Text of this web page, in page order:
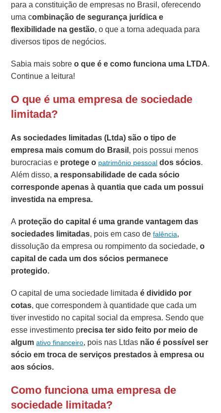
para a constituição de empresas no Brasil, oferecendo
uma combinação de segurança jurídica e
flexibilidade na gestão, o que a torna adequada para
diversos tipos de negócios.
Sabia mais sobreo que é e como funciona uma LTDA.
Continue a leitura!
O que é uma empresa de sociedade
limitada?
As sociedades limitadas (Ltda) são o tipo de
empresa mais comum do Brasil, pois possui menos
burocracias e protege o patrimônio pessoal dos sócios.
Além disso,a responsabilidade de cada sócio
corresponde apenas à quantia que cada um possui
investida na empresa.
A proteção do capital é uma grande vantagem das
sociedades limitadas, pois em caso defalência,
dissolução da empresa ou rompimento da sociedade,o
capital de cada um dos sócios permanece
protegido.
O capital de uma sociedade limitadaé dividido por
cotas, que correspondem à quantidade que cada um
tiver investido no capital social da empresa. Sendo que
esse investimento precisa ter sido feito por meio de
algumativo financeiro, pois nas Ltdas não é possível ser
sócio em troca de serviços prestados à empresa ou
aos sócios.
Como funciona uma empresa de
sociedade limitada?